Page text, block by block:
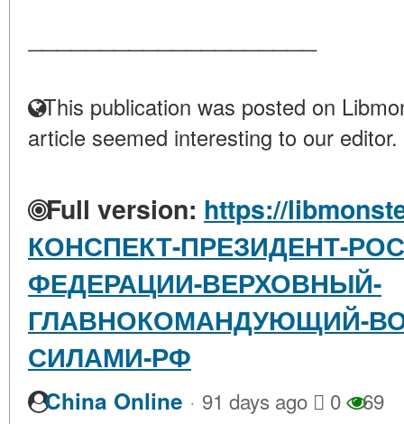
This publication was posted on
article seemed interesting to our editor.
Full version: https://
КОНСПЕКТ-ПРЕЗИДЕНТ-
ФЕДЕРАЦИИ-ВЕРХОВНЫЙ-
ГЛАВНОКОМАНДУЮЩИЙ-
СИЛАМИ-РФ
China Online · 91 days ago 0 69